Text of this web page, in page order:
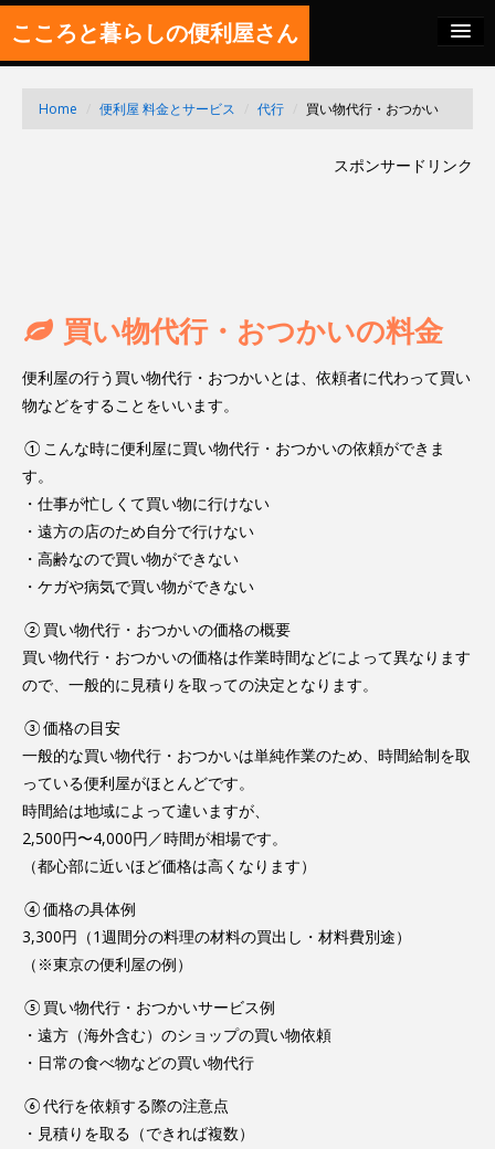
こころと暮らしの便利屋さん
Home 便利屋 料金とサービス 代行 買い物代行・おつかい
スポンサードリンク
買い物代行・おつかいの料金
便利屋の行う買い物代行・おつかいとは、依頼者に代わって買い
物などをすることをいいます。
①こんな時に便利屋に買い物代行・おつかいの依頼ができま
す。
・仕事が忙しくて買い物に行けない
・遠方の店のため自分で行けない
・高齢なので買い物ができない
・ケガや病気で買い物ができない
②買い物代行・おつかいの価格の概要
買い物代行・おつかいの価格は作業時間などによって異なります
ので、一般的に見積りを取っての決定となります。
③価格の目安
一般的な買い物代行・おつかいは単純作業のため、時間給制を取
っている便利屋がほとんどです。
時間給は地域によって違いますが、
2,500円〜4,000円／時間が相場です。
（都心部に近いほど価格は高くなります）
④価格の具体例
3,300円（1週間分の料理の材料の買出し・材料費別途）
（※東京の便利屋の例）
⑤買い物代行・おつかいサービス例
・遠方（海外含む）のショップの買い物依頼
・日常の食べ物などの買い物代行
⑥代行を依頼する際の注意点
・見積りを取る（できれば複数）